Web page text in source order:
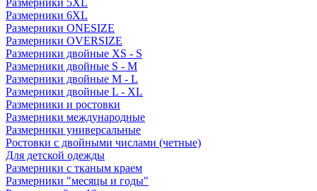
Размерники 5XL
Размерники 6XL
Размерники ONESIZE
Размерники OVERSIZE
Размерники двойные XS - S
Размерники двойные S - M
Размерники двойные M - L
Размерники двойные L - XL
Размерники и ростовки
Размерники международные
Размерники универсальные
Ростовки с двойными числами (четные)
Для детской одежды
Размерники с тканым краем
Размерники "месяцы и годы"